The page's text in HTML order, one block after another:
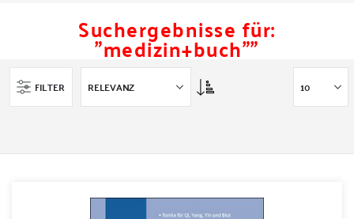
Suchergebnisse für:
"medizin+buch""
FILTER Asc